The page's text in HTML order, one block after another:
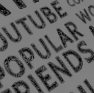
– Colônia Santo